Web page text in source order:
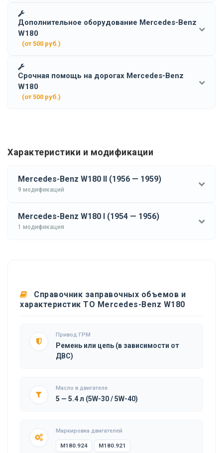
Дополнительное оборудование Mercedes-Benz
W180
(от 500 руб.)
Срочная помощь на дорогах Mercedes-Benz
W180
(от 500 руб.)
Характеристики и модификации
Mercedes-Benz W180 II (1956 — 1959)
9 модификаций
Mercedes-Benz W180 I (1954 — 1956)
1 модификация
Справочник заправочных объемов и
характеристик ТО Mercedes-Benz W180
Привод ГРМ
Ремень или цепь (в зависимости от
ДВС)
Масло в двигателе
5 — 5.4 л (5W-30 / 5W-40)
Маркировка двигателей
M180.924 M180.921